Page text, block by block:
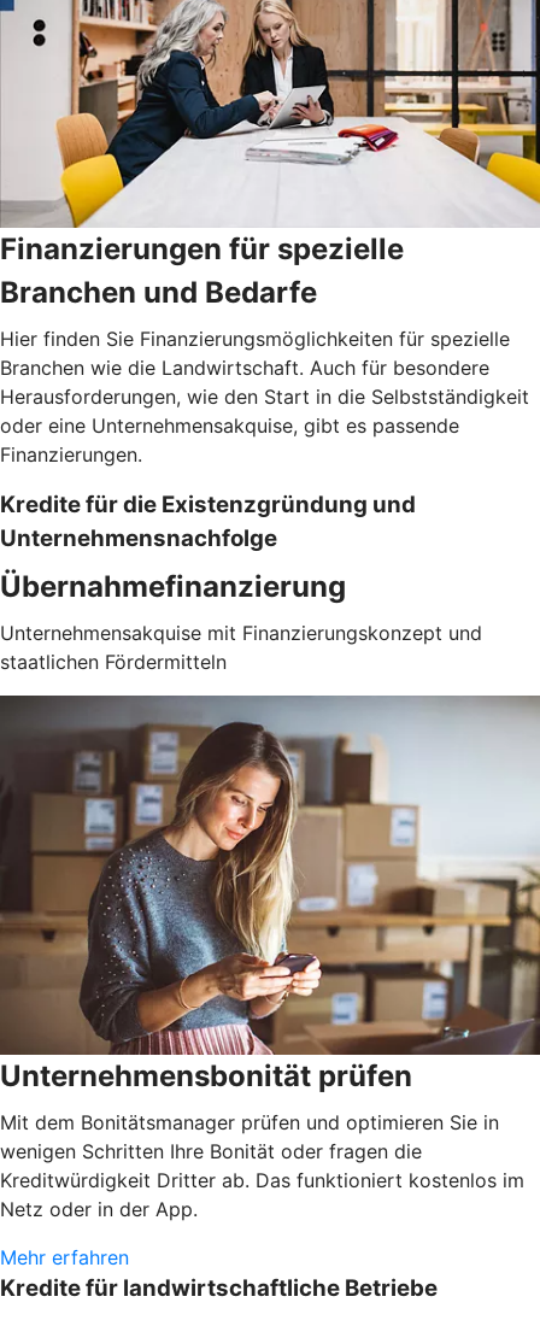
Finanzierungen für spezielle
Branchen und Bedarfe
Hier finden Sie Finanzierungsmöglichkeiten für spezielle
Branchen wie die Landwirtschaft. Auch für besondere
Herausforderungen, wie den Start in die Selbstständigkeit
oder eine Unternehmensakquise, gibt es passende
Finanzierungen.
Kredite für die Existenzgründung und
Unternehmensnachfolge
Übernahmefinanzierung
Unternehmensakquise mit Finanzierungskonzept und
staatlichen Fördermitteln
Unternehmensbonität prüfen
Mit dem Bonitätsmanager prüfen und optimieren Sie in
wenigen Schritten Ihre Bonität oder fragen die
Kreditwürdigkeit Dritter ab. Das funktioniert kostenlos im
Netz oder in der App.
Mehr erfahren
Kredite für landwirtschaftliche Betriebe